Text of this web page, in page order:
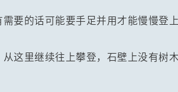
要的话可能要手足并用才能慢慢登
这里继续往上攀登，石壁上没有树